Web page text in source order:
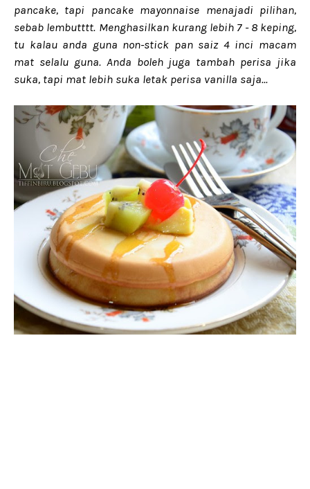
pancake, tapi pancake mayonnaise menajadi pilihan,
sebab lembutttt. Menghasilkan kurang lebih 7 - 8 keping,
tu kalau anda guna non-stick pan saiz 4 inci macam
mat selalu guna. Anda boleh juga tambah perisa jika
suka, tapi mat lebih suka letak perisa vanilla saja...